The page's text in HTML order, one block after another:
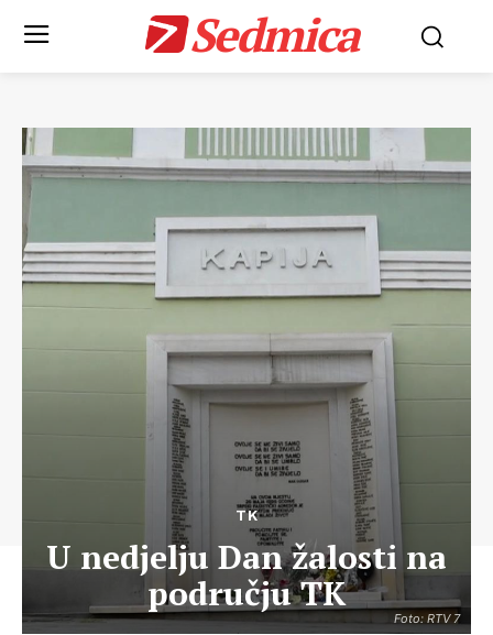
Sedmica
Foto: RTV 7
TK
U nedjelju Dan žalosti na
području TK